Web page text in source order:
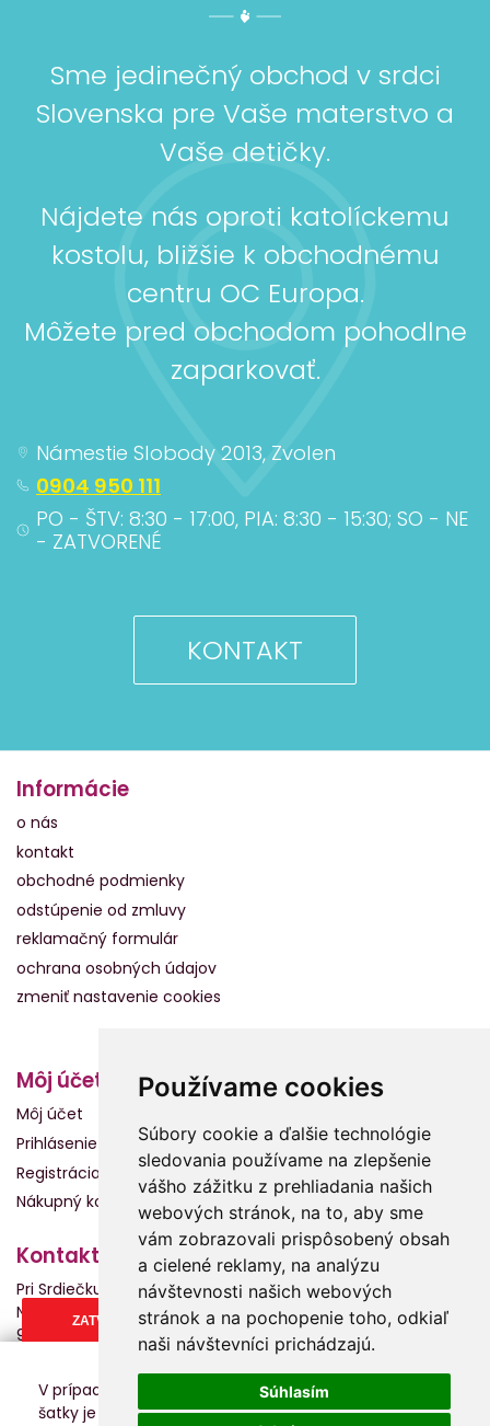
Používame cookies
Súbory cookie a ďalšie technológie
sledovania používame na zlepšenie
vášho zážitku z prehliadania našich
webových stránok, na to, aby sme
vám zobrazovali prispôsobený obsah
a cielené reklamy, na analýzu
návštevnosti našich webových
stránok a na pochopenie toho, odkiaľ
naši návštevníci prichádzajú.
Súhlasím
V prípade záujmu o kúpu alebo skúšanie nosiča alebo
šatky je potrebné sa objednať na presný termín, aby
ZATVORIŤ
Sme jedinečný obchod v srdci
Slovenska pre Vaše materstvo a
Vaše detičky.
Nájdete nás oproti katolíckemu
kostolu, bližšie k obchodnému
centru OC Europa.
Môžete pred obchodom pohodlne
zaparkovať.
Námestie Slobody 2013, Zvolen
0904 950 111
PO - ŠTV: 8:30 - 17:00, PIA: 8:30 - 15:30; SO - NE
- ZATVORENÉ
KONTAKT
Informácie
o nás
kontakt
obchodné podmienky
odstúpenie od zmluvy
reklamačný formulár
ochrana osobných údajov
zmeniť nastavenie cookies
Môj účet
Môj účet
Prihlásenie
Registrácia
Nákupný košík
Kontakt
Pri Srdiečku s.r.o.
Námestie Slobody 2013
960 01 Zvolen
info@prisrdiecku.sk